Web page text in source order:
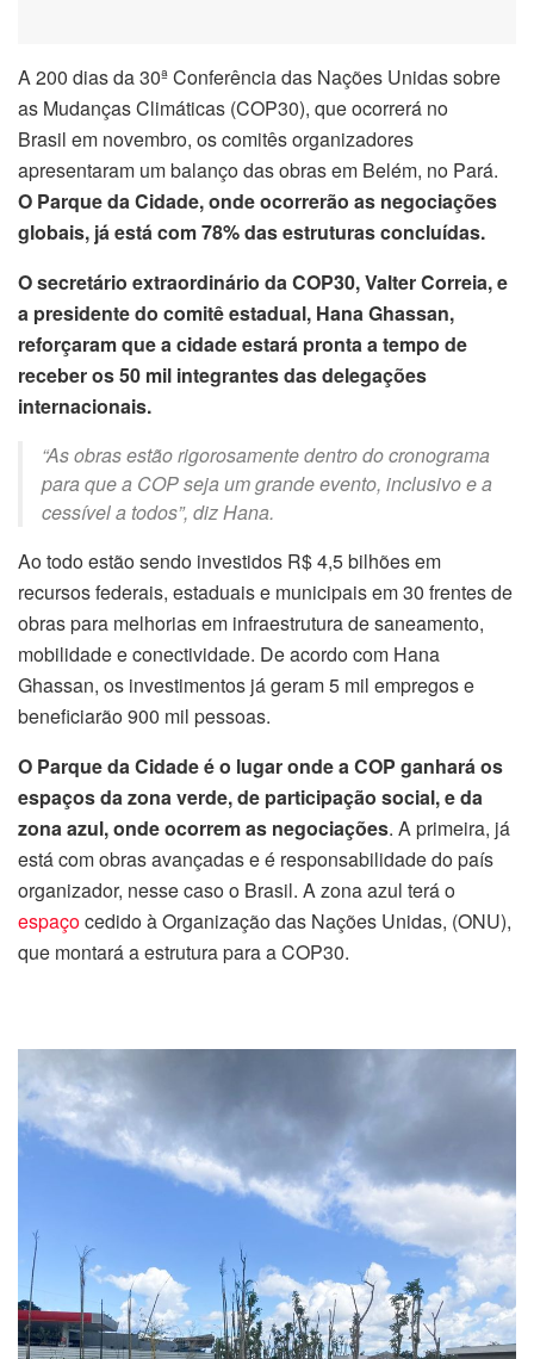
A 200 dias da 30ª Conferência das Nações Unidas sobre
as Mudanças Climáticas (COP30), que ocorrerá no
Brasil em novembro, os comitês organizadores
apresentaram um balanço das obras em Belém, no Pará.
O Parque da Cidade, onde ocorrerão as negociações
globais, já está com 78% das estruturas concluídas.
O secretário extraordinário da COP30, Valter Correia, e
a presidente do comitê estadual, Hana Ghassan,
reforçaram que a cidade estará pronta a tempo de
receber os 50 mil integrantes das delegações
internacionais.
“As obras estão rigorosamente dentro do cronograma
para que a COP seja um grande evento, inclusivo e a
cessível a todos”, diz Hana.
Ao todo estão sendo investidos R$ 4,5 bilhões em
recursos federais, estaduais e municipais em 30 frentes de
obras para melhorias em infraestrutura de saneamento,
mobilidade e conectividade. De acordo com Hana
Ghassan, os investimentos já geram 5 mil empregos e
beneficiarão 900 mil pessoas.
O Parque da Cidade é o lugar onde a COP ganhará os
espaços da zona verde, de participação social, e da
zona azul, onde ocorrem as negociações. A primeira, já
está com obras avançadas e é responsabilidade do país
organizador, nesse caso o Brasil. A zona azul terá o
espaçocedido à Organização das Nações Unidas, (ONU),
que montará a estrutura para a COP30.